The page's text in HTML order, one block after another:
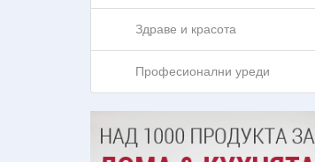
Здраве и красота
Професионални уреди